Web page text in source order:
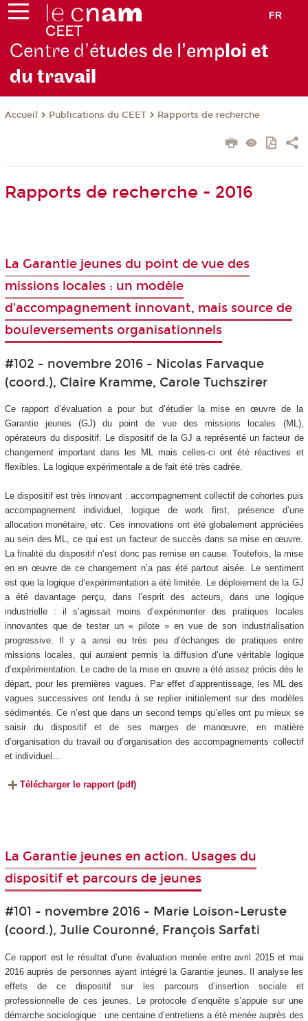
FR
Centre d’études de l’emploi et
du travail
Accueil Publications du CEET Rapports de recherche
Rapports de recherche - 2016
La Garantie jeunes du point de vue des
missions locales : un modèle
d’accompagnement innovant, mais source de
bouleversements organisationnels
#102 - novembre 2016 - Nicolas Farvaque
(coord.), Claire Kramme, Carole Tuchszirer
Ce rapport d’évaluation a pour but d’étudier la mise en œuvre de la
Garantie jeunes (GJ) du point de vue des missions locales (ML),
opérateurs du dispositif. Le dispositif de la GJ a représenté un facteur de
changement important dans les ML mais celles-ci ont été réactives et
flexibles. La logique expérimentale a de fait été très cadrée.
Le dispositif est très innovant : accompagnement collectif de cohortes puis
accompagnement individuel, logique de work first, présence d’une
allocation monétaire, etc. Ces innovations ont été globalement appréciées
au sein des ML, ce qui est un facteur de succès dans sa mise en œuvre.
La finalité du dispositif n’est donc pas remise en cause. Toutefois, la mise
en en œuvre de ce changement n’a pas été partout aisée. Le sentiment
est que la logique d’expérimentation a été limitée. Le déploiement de la GJ
a été davantage perçu, dans l’esprit des acteurs, dans une logique
industrielle : il s’agissait moins d’expérimenter des pratiques locales
innovantes que de tester un « pilote » en vue de son industrialisation
progressive. Il y a ainsi eu très peu d’échanges de pratiques entre
missions locales, qui auraient permis la diffusion d’une véritable logique
d’expérimentation. Le cadre de la mise en œuvre a été assez précis dès le
départ, pour les premières vagues. Par effet d’apprentissage, les ML des
vagues successives ont tendu à se replier initialement sur des modèles
sédimentés. Ce n’est que dans un second temps qu’elles ont pu mieux se
saisir du dispositif et de ses marges de manœuvre, en matière
d’organisation du travail ou d’organisation des accompagnements collectif
et individuel...
Télécharger le rapport (pdf)
La Garantie jeunes en action. Usages du
dispositif et parcours de jeunes
#101 - novembre 2016 - Marie Loison-Leruste
(coord.), Julie Couronné, François Sarfati
Ce rapport est le résultat d’une évaluation menée entre avril 2015 et mai
2016 auprès de personnes ayant intégré la Garantie jeunes. Il analyse les
effets de ce dispositif sur les parcours d’insertion sociale et
professionnelle de ces jeunes. Le protocole d’enquête s’appuie sur une
démarche sociologique : une centaine d’entretiens a été menée auprès des